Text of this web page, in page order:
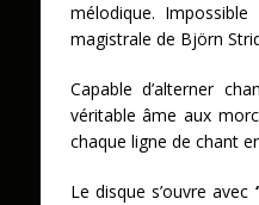
mélodique.
magistrale de Björn
Capable d’alterner
véritable âme aux
chaque ligne de chant
Le disque s’ouvre avec